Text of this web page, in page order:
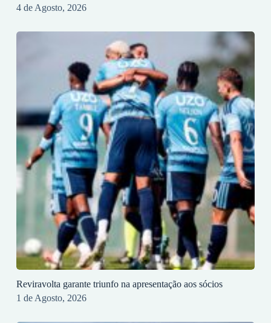
4 de Agosto, 2026
Reviravolta garante triunfo na apresentação aos sócios
1 de Agosto, 2026